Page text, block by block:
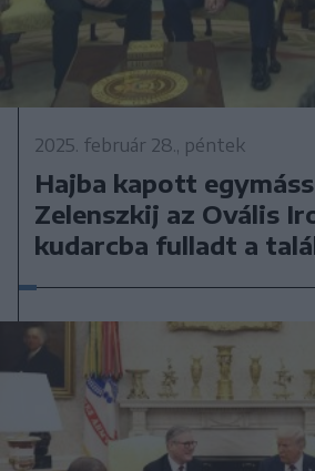
2025. február 28., péntek
Hajba kapott
Zelenszkij az Ovális
kudarcba fulladt a